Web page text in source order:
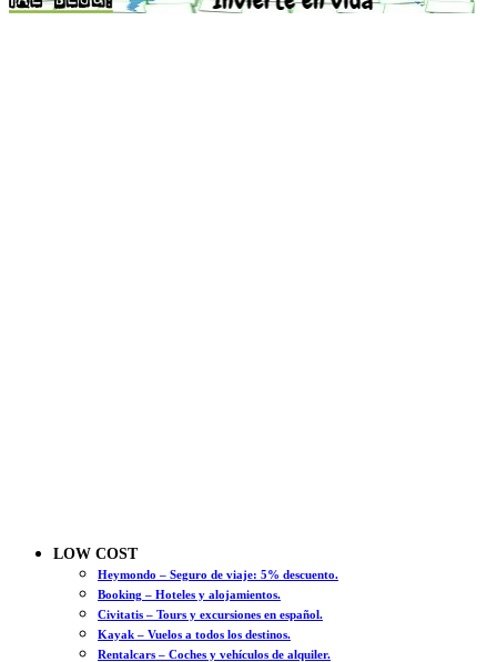
LOW COST
Heymondo – Seguro de viaje: 5% descuento.
Booking – Hoteles y alojamientos.
Civitatis – Tours y excursiones en español.
Kayak – Vuelos a todos los destinos.
Rentalcars – Coches y vehículos de alquiler.